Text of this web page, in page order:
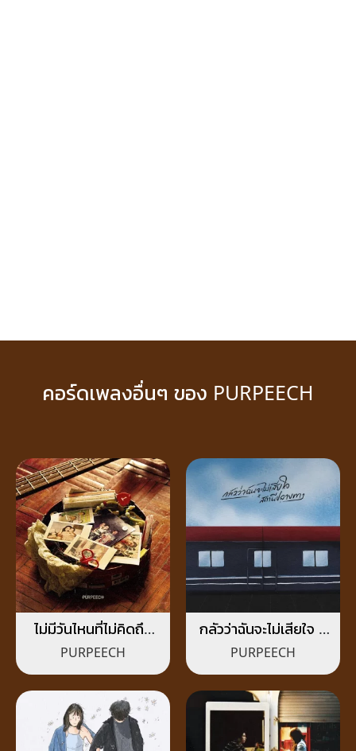
คอร์ดเพลงอื่นๆ ของ PURPEECH
ไม่มีวันไหนที่ไม่คิดถึง
(starlost.)
PURPEECH
กลัวว่าฉันจะไม่เสียใจ x
สถานีปลายทาง
PURPEECH